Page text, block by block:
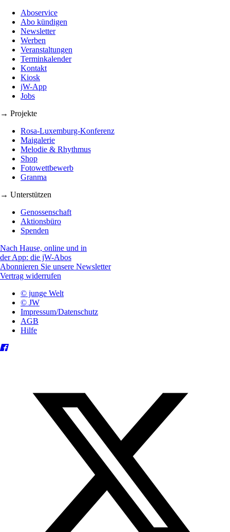
Aboservice
Abo kündigen
Newsletter
Werben
Veranstaltungen
Terminkalender
Kontakt
Kiosk
jW-App
Jobs
→ Projekte
Rosa-Luxemburg-Konferenz
Maigalerie
Melodie & Rhythmus
Shop
Fotowettbewerb
Granma
→ Unterstützen
Genossenschaft
Aktionsbüro
Spenden
Nach Hause, online und in
der App: die jW-Abos
Abonnieren Sie unsere Newsletter
Vertrag widerrufen
© junge Welt
© JW
Impressum/Datenschutz
AGB
Hilfe